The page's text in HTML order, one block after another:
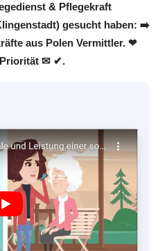
& Pflegekraft
gesucht haben: ➡️
aus Polen Vermittler. ❤
Priorität ✉ ✔.